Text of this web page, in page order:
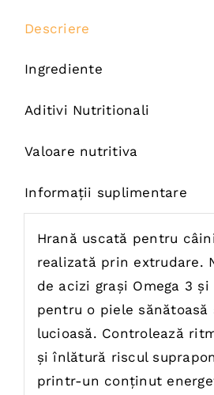
Descriere
Ingrediente
Aditivi Nutritionali
Valoare nutritiva
Informații suplimentare
Hrană uscată pentru
realizată prin extrudare.
de acizi grași Omega 3 și
pentru o piele sănătoasă
lucioasă. Controlează
și înlătură riscul
printr-un conținut